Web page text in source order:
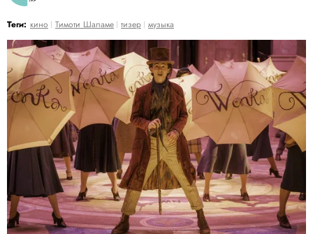
Теги: кино Тимоти Шаламе тизер музыка